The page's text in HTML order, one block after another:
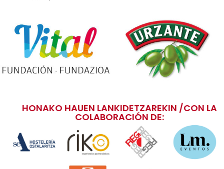
HONAKO HAUEN LANKIDETZAREKIN /CON LA
COLABORACIÓN DE: